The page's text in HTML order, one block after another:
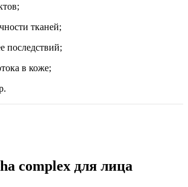
тканей;
последствий;
в коже;
complex для лица